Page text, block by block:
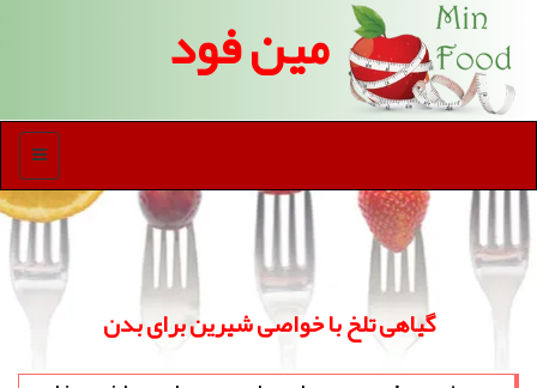
مین فود
منو
گیاهی تلخ با خواصی شیرین برای بدن